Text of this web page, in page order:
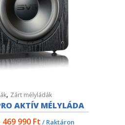
, Zárt mélyládák
AKTÍV MÉLYLÁDA
469 990 Ft / Raktáron